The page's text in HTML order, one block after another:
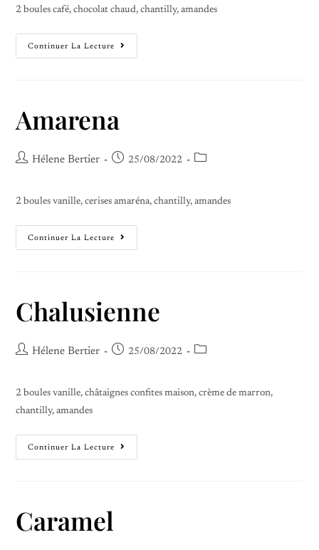
2 boules café, chocolat chaud, chantilly, amandes
Continuer La Lecture
Amarena
Hélene Bertier 25/08/2022
2 boules vanille, cerises amaréna, chantilly, amandes
Continuer La Lecture
Chalusienne
Hélene Bertier 25/08/2022
2 boules vanille, châtaignes confites maison, crème de marron,
chantilly, amandes
Continuer La Lecture
Caramel